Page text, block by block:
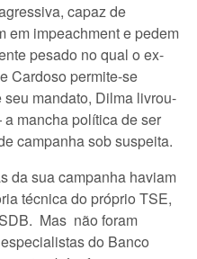
capaz de
em impeachment e pedem
pesado no qual o ex-
Cardoso permite-se
seu mandato, Dilma livrou-
mancha política de ser
campanha sob suspeita.
da sua campanha haviam
técnica do próprio TSE,
Mas não foram
do Banco